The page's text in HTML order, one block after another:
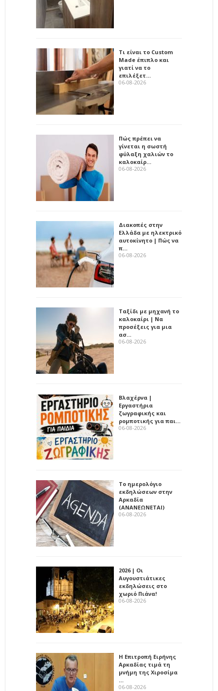
Τι είναι το Custom
Made έπιπλο και
γιατί να το
επιλέξετ…
06-08-2026
Πώς πρέπει να
γίνεται η σωστή
φύλαξη χαλιών το
καλοκαίρ…
06-08-2026
Διακοπές στην
Ελλάδα με ηλεκτρικό
αυτοκίνητο | Πώς να
π…
06-08-2026
Ταξίδι με μηχανή το
καλοκαίρι | Να
προσέξεις για μια
ασ…
06-08-2026
Βλαχέρνα |
Εργαστήρια
ζωγραφικής και
ρομποτικής για παι…
06-08-2026
Το ημερολόγιο
εκδηλώσεων στην
Αρκαδία
(ΑΝΑΝΕΩΝΕΤΑΙ)
06-08-2026
2026 | Οι
Αυγουστιάτικες
εκδηλώσεις στο
χωριό Πιάνα!
06-08-2026
Η Επιτροπή Ειρήνης
Αρκαδίας τιμά τη
μνήμη της Χιροσίμα
…
06-08-2026